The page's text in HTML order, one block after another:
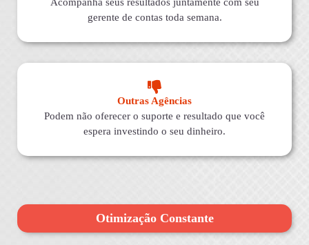
gerente de contas toda semana.
Outras Agências
Podem não oferecer o suporte e resultado que você
espera investindo o seu dinheiro.
Otimização Constante